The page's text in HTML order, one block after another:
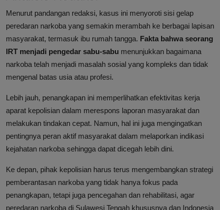
Menurut pandangan redaksi, kasus ini menyoroti sisi gelap
peredaran narkoba yang semakin merambah ke berbagai lapisan
masyarakat, termasuk ibu rumah tangga. Fakta bahwa seorang
IRT menjadi pengedar sabu-sabu menunjukkan bagaimana
narkoba telah menjadi masalah sosial yang kompleks dan tidak
mengenal batas usia atau profesi.
Lebih jauh, penangkapan ini memperlihatkan efektivitas kerja
aparat kepolisian dalam merespons laporan masyarakat dan
melakukan tindakan cepat. Namun, hal ini juga mengingatkan
pentingnya peran aktif masyarakat dalam melaporkan indikasi
kejahatan narkoba sehingga dapat dicegah lebih dini.
Ke depan, pihak kepolisian harus terus mengembangkan strategi
pemberantasan narkoba yang tidak hanya fokus pada
penangkapan, tetapi juga pencegahan dan rehabilitasi, agar
peredaran narkoba di Sulawesi Tengah khususnya dan Indonesia